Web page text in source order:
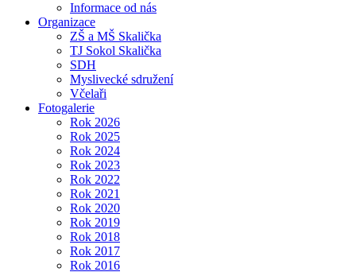
Informace od nás
Organizace
ZŠ a MŠ Skalička
TJ Sokol Skalička
SDH
Myslivecké sdružení
Včelaři
Fotogalerie
Rok 2026
Rok 2025
Rok 2024
Rok 2023
Rok 2022
Rok 2021
Rok 2020
Rok 2019
Rok 2018
Rok 2017
Rok 2016